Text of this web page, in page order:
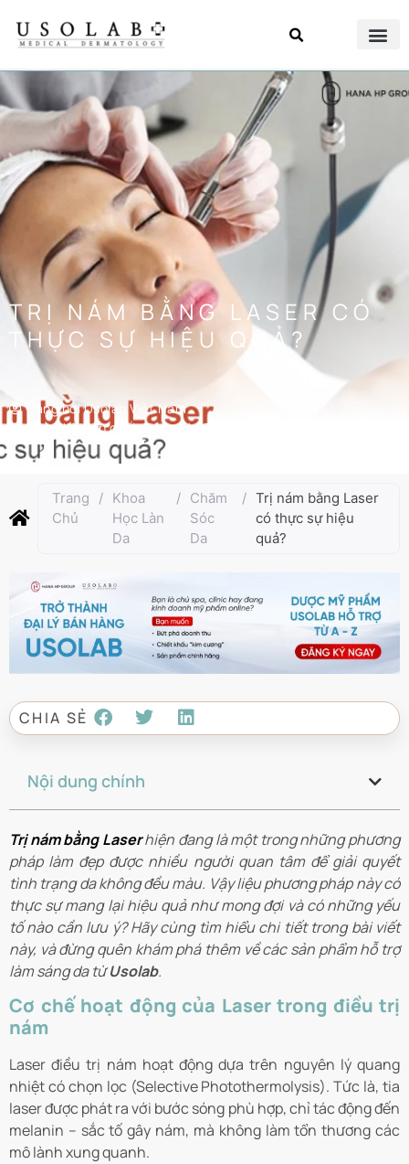
TRỊ NÁM BẰNG LASER CÓ
THỰC SỰ HIỆU QUẢ?
Đăng bởiUsolab Việt Nam
Cập nhật lần cuối:Tháng 4 25, 2025
Trang
Chủ
/ Khoa
Học Làn
Da
/ Chăm
Sóc
Da
/ Trị nám bằng Laser
có thực sự hiệu
quả?
CHIA SẺ
Nội dung chính
Trị nám bằng Laserhiện đang là một trong những phương
pháp làm đẹp được nhiều người quan tâm để giải quyết
tình trạng da không đều màu. Vậy liệu phương pháp này có
thực sự mang lại hiệu quả như mong đợi và có những yếu
tố nào cần lưu ý? Hãy cùng tìm hiểu chi tiết trong bài viết
này, và đừng quên khám phá thêm về các sản phẩm hỗ trợ
làm sáng da từUsolab.
Cơ chế hoạt động của Laser trong điều trị
nám
Laser điều trị nám hoạt động dựa trên nguyên lý quang
nhiệt có chọn lọc (Selective Photothermolysis). Tức là, tia
laser được phát ra với bước sóng phù hợp, chỉ tác động đến
melanin – sắc tố gây nám, mà không làm tổn thương các
mô lành xung quanh.